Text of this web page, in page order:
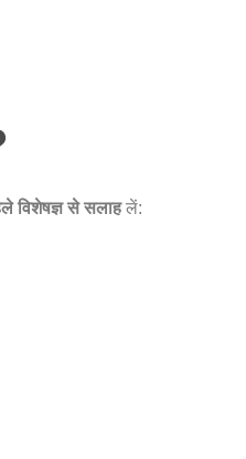
विशेषज्ञ से सलाहलें: